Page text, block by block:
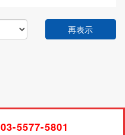
再表示
03-5577-5801